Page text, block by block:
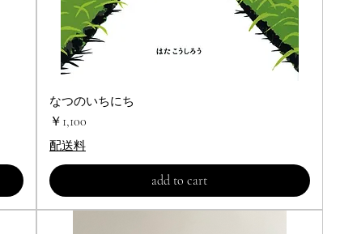
なつのいちにち
価格
￥1,100
配送料
add to cart